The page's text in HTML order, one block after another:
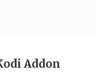
Addon